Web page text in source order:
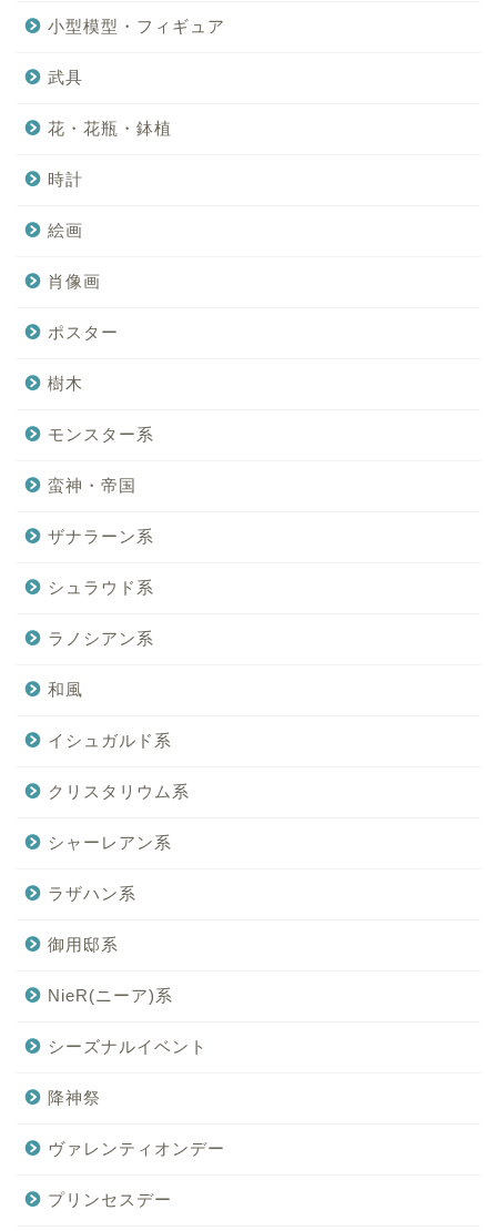
小型模型・フィギュア
武具
花・花瓶・鉢植
時計
絵画
肖像画
ポスター
樹木
モンスター系
蛮神・帝国
ザナラーン系
シュラウド系
ラノシアン系
和風
イシュガルド系
クリスタリウム系
シャーレアン系
ラザハン系
御用邸系
NieR(ニーア)系
シーズナルイベント
降神祭
ヴァレンティオンデー
プリンセスデー